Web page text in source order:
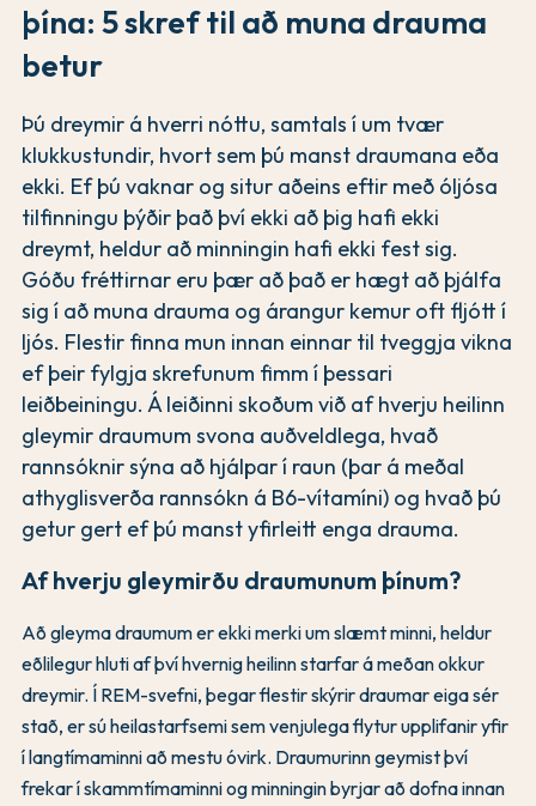
þína: 5 skref til að muna drauma
betur
Þú dreymir á hverri nóttu, samtals í um tvær
klukkustundir, hvort sem þú manst draumana eða
ekki. Ef þú vaknar og situr aðeins eftir með óljósa
tilfinningu þýðir það því ekki að þig hafi ekki
dreymt, heldur að minningin hafi ekki fest sig.
Góðu fréttirnar eru þær að það er hægt að þjálfa
sig í að muna drauma og árangur kemur oft fljótt í
ljós. Flestir finna mun innan einnar til tveggja vikna
ef þeir fylgja skrefunum fimm í þessari
leiðbeiningu. Á leiðinni skoðum við af hverju heilinn
gleymir draumum svona auðveldlega, hvað
rannsóknir sýna að hjálpar í raun (þar á meðal
athyglisverða rannsókn á B6-vítamíni) og hvað þú
getur gert ef þú manst yfirleitt enga drauma.
Af hverju gleymirðu draumunum þínum?
Að gleyma draumum er ekki merki um slæmt minni, heldur
eðlilegur hluti af því hvernig heilinn starfar á meðan okkur
dreymir. Í REM-svefni, þegar flestir skýrir draumar eiga sér
stað, er sú heilastarfsemi sem venjulega flytur upplifanir yfir
í langtímaminni að mestu óvirk. Draumurinn geymist því
frekar í skammtímaminni og minningin byrjar að dofna innan